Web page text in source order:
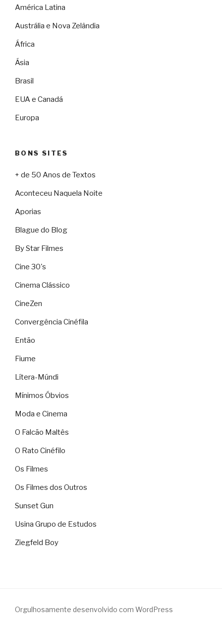
América Latina
Austrália e Nova Zelândia
África
Ásia
Brasil
EUA e Canadá
Europa
BONS SITES
+ de 50 Anos de Textos
Aconteceu Naquela Noite
Aporias
Blague do Blog
By Star Filmes
Cine 30's
Cinema Clássico
CineZen
Convergência Cinéfila
Então
Fiume
Lítera-Múndi
Mínimos Óbvios
Moda e Cinema
O Falcão Maltês
O Rato Cinéfilo
Os Filmes
Os Filmes dos Outros
Sunset Gun
Usina Grupo de Estudos
Ziegfeld Boy
Orgulhosamente desenvolvido com WordPress